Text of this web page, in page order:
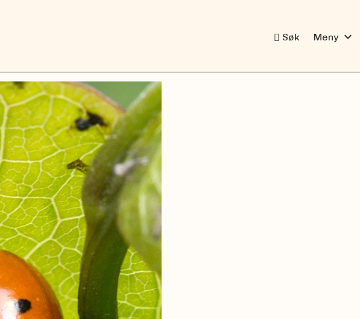
Søk Meny expand_more